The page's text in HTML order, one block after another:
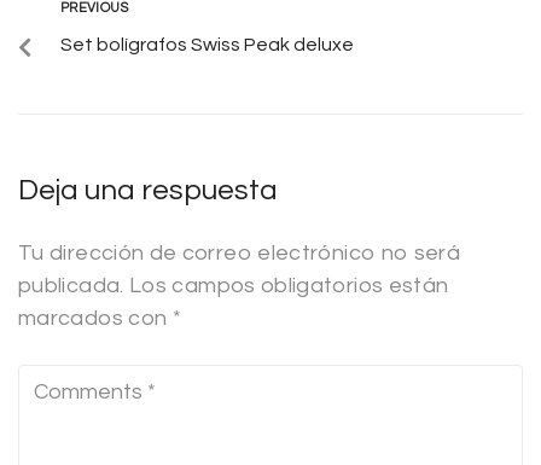
PREVIOUS
Set bolígrafos Swiss Peak deluxe
Deja una respuesta
Tu dirección de correo electrónico no será
publicada. Los campos obligatorios están
marcados con *